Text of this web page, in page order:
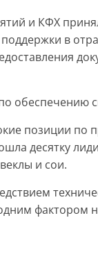
и КФХ
в
обеспечению
позиции по
десятку
и сои.
фактором